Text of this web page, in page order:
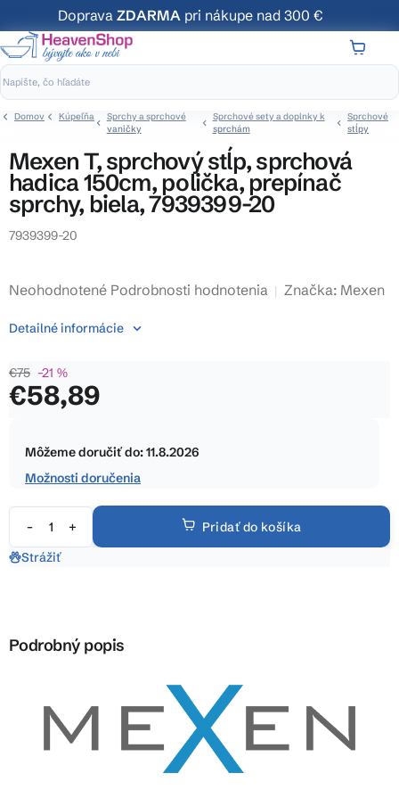
na
obsah
Doprava ZDARMA pri nákupe nad 300 €
Domov Kúpeľňa
Sprchy a sprchové
vaničky
Sprchové sety a doplnky k
sprchám
Sprchové
stĺpy
Mexen T, sprchový stĺp, sprchová
hadica 150cm, polička, prepínač
sprchy, biela, 7939399-20
7939399-20
Priemerné
produktu
0,0
z
Neohodnotené Podrobnosti hodnotenia Značka: Mexen
€75 –21 %
€58,89
cena:
Môžeme doručiť do:11.8.2026
Možnosti doručenia
Pridať do košíka
Detailné informácie
Strážiť
Podrobný popis